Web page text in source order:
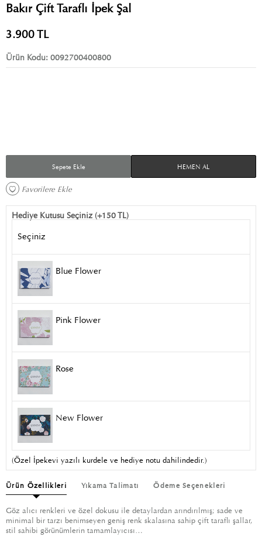
Bakır Çift Taraflı İpek Şal
3.900TL
Ürün Kodu: 0092700400800
Sepete Ekle HEMEN AL
Favorilere Ekle
Hediye Kutusu Seçiniz (+150 TL)
Seçiniz
Blue Flower
Pink Flower
Rose
New Flower
(Özel İpekevi yazılı kurdele ve hediye notu dahilindedir.)
Ürün Özellikleri Yıkama Talimatı Ödeme Seçenekleri
Göz alıcı renkleri ve özel dokusu ile detaylardan arındırılmış; sade ve
minimal bir tarzı benimseyen geniş renk skalasına sahip çift taraflı şallar,
stil sahibi görünümlerin tamamlayıcısı…